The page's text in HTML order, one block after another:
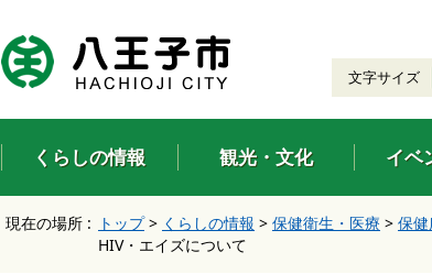
ン
タ
ー
キ
ナ
ビ
文字サイズ
くらしの情報 観光・文化 イベ
現在の場所 : トップ> くらしの情報 > 保健衛生・医療 > 保
HIV・エイズについて